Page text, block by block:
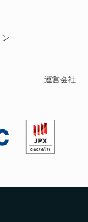
運営会社